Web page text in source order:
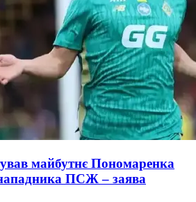
майбутнє Пономаренка
ПСЖ – заява